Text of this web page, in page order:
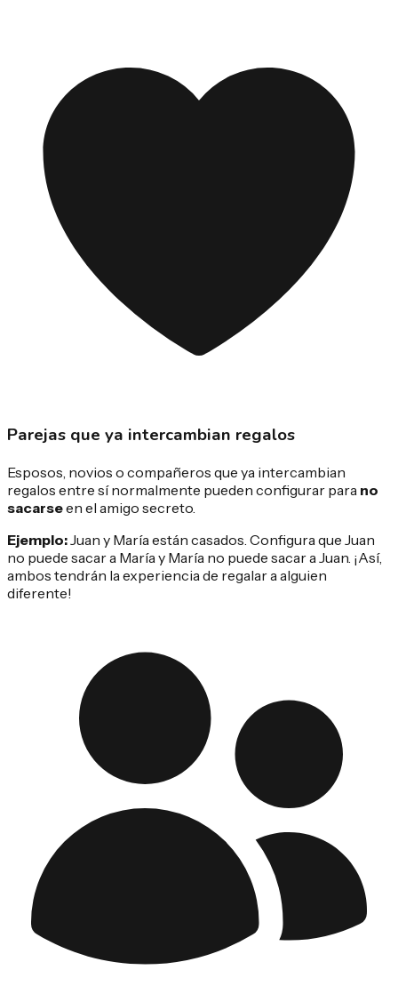
Parejas que ya intercambian regalos
Esposos, novios o compañeros que ya intercambian
regalos entre sí normalmente pueden configurar para no
sacarseen el amigo secreto.
Ejemplo:Juan y María están casados. Configura que Juan
no puede sacar a María y María no puede sacar a Juan. ¡Así,
ambos tendrán la experiencia de regalar a alguien
diferente!